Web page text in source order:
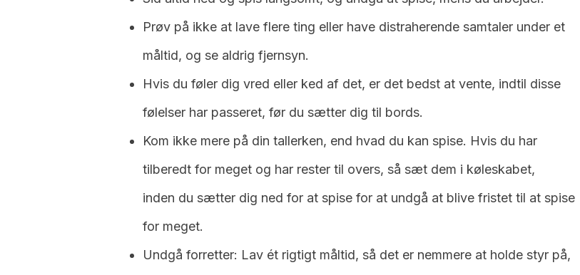
Prøv på ikke at lave flere ting eller have distraherende samtaler under et
måltid, og se aldrig fjernsyn.
Hvis du føler dig vred eller ked af det, er det bedst at vente, indtil disse
følelser har passeret, før du sætter dig til bords.
Kom ikke mere på din tallerken, end hvad du kan spise. Hvis du har
tilberedt for meget og har rester til overs, så sæt dem i køleskabet,
inden du sætter dig ned for at spise for at undgå at blive fristet til at spise
for meget.
Undgå forretter: Lav ét rigtigt måltid, så det er nemmere at holde styr på,